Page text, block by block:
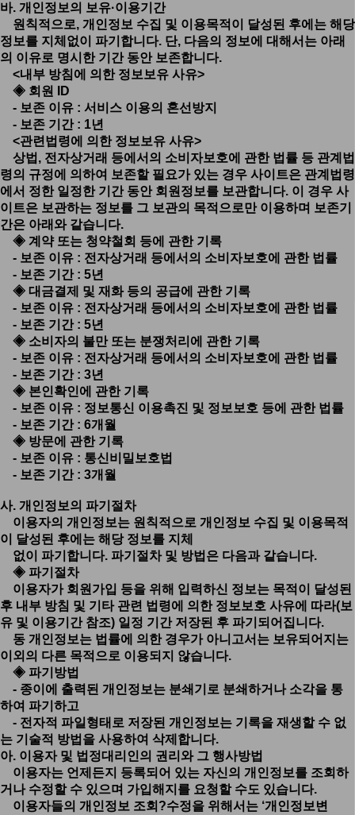
바. 개인정보의 보유·이용기간
원칙적으로, 개인정보 수집 및 이용목적이 달성된 후에는 해당
정보를 지체없이 파기합니다. 단, 다음의 정보에 대해서는 아래
의 이유로 명시한 기간 동안 보존합니다.
<내부 방침에 의한 정보보유 사유>
◈ 회원 ID
- 보존 이유 : 서비스 이용의 혼선방지
- 보존 기간 : 1년
<관련법령에 의한 정보보유 사유>
상법, 전자상거래 등에서의 소비자보호에 관한 법률 등 관계법
령의 규정에 의하여 보존할 필요가 있는 경우 사이트은 관계법령
에서 정한 일정한 기간 동안 회원정보를 보관합니다. 이 경우 사
이트은 보관하는 정보를 그 보관의 목적으로만 이용하며 보존기
간은 아래와 같습니다.
◈ 계약 또는 청약철회 등에 관한 기록
- 보존 이유 : 전자상거래 등에서의 소비자보호에 관한 법률
- 보존 기간 : 5년
◈ 대금결제 및 재화 등의 공급에 관한 기록
- 보존 이유 : 전자상거래 등에서의 소비자보호에 관한 법률
- 보존 기간 : 5년
◈ 소비자의 불만 또는 분쟁처리에 관한 기록
- 보존 이유 : 전자상거래 등에서의 소비자보호에 관한 법률
- 보존 기간 : 3년
◈ 본인확인에 관한 기록
- 보존 이유 : 정보통신 이용촉진 및 정보보호 등에 관한 법률
- 보존 기간 : 6개월
◈ 방문에 관한 기록
- 보존 이유 : 통신비밀보호법
- 보존 기간 : 3개월
사. 개인정보의 파기절차
이용자의 개인정보는 원칙적으로 개인정보 수집 및 이용목적
이 달성된 후에는 해당 정보를 지체
없이 파기합니다. 파기절차 및 방법은 다음과 같습니다.
◈ 파기절차
이용자가 회원가입 등을 위해 입력하신 정보는 목적이 달성된
후 내부 방침 및 기타 관련 법령에 의한 정보보호 사유에 따라(보
유 및 이용기간 참조) 일정 기간 저장된 후 파기되어집니다.
동 개인정보는 법률에 의한 경우가 아니고서는 보유되어지는
이외의 다른 목적으로 이용되지 않습니다.
◈ 파기방법
- 종이에 출력된 개인정보는 분쇄기로 분쇄하거나 소각을 통
하여 파기하고
- 전자적 파일형태로 저장된 개인정보는 기록을 재생할 수 없
는 기술적 방법을 사용하여 삭제합니다.
아. 이용자 및 법정대리인의 권리와 그 행사방법
이용자는 언제든지 등록되어 있는 자신의 개인정보를 조회하
거나 수정할 수 있으며 가입해지를 요청할 수도 있습니다.
이용자들의 개인정보 조회?수정을 위해서는 ‘개인정보변